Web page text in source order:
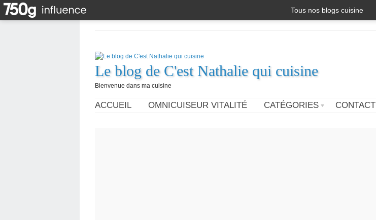
Tous nos blogs cuisine
Le blog de C'est Nathalie qui cuisine
Bienvenue dans ma cuisine
ACCUEIL OMNICUISEUR VITALITÉ CATÉGORIES CONTACT